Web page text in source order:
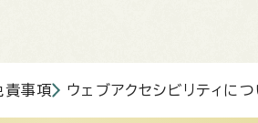
責事項 ウェブアクセシビリティに